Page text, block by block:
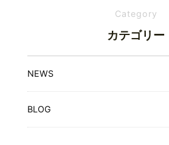
Category
カテゴリー
NEWS
BLOG